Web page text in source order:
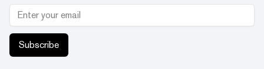
Subscribe